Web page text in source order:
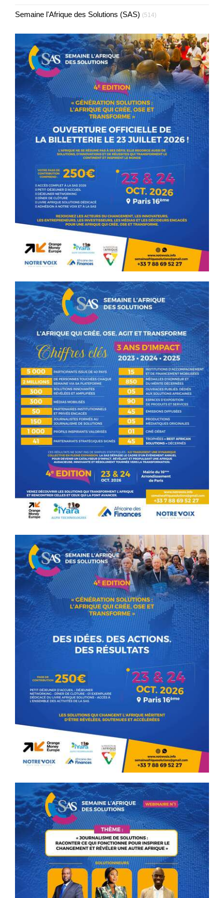
Semaine l'Afrique des Solutions (SAS) (514)